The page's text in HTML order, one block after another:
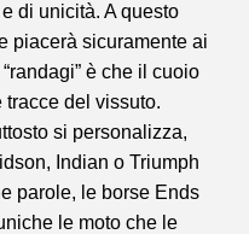
di unicità. A questo
piacerà sicuramente ai
è che il cuoio
del vissuto.
si personalizza,
Indian o Triumph
parole, le borse Ends
le moto che le